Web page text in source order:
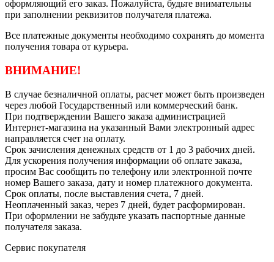
оформляющий его заказ. Пожалуйста, будьте внимательны
при заполнении реквизитов получателя платежа.
Все платежные документы необходимо сохранять до момента
получения товара от курьера.
ВНИМАНИЕ!
В случае безналичной оплаты, расчет может быть произведен
через любой Государственный или коммерческий банк.
При подтверждении Вашего заказа администрацией
Интернет-магазина на указанный Вами электронный адрес
направляется счет на оплату.
Срок зачисления денежных средств от 1 до 3 рабочих дней.
Для ускорения получения информации об оплате заказа,
просим Вас сообщить по телефону или электронной почте
номер Вашего заказа, дату и номер платежного документа.
Срок оплаты, после выставления счета, 7 дней.
Неоплаченный заказ, через 7 дней, будет расформирован.
При оформлении не забудьте указать паспортные данные
получателя заказа.
Сервис покупателя